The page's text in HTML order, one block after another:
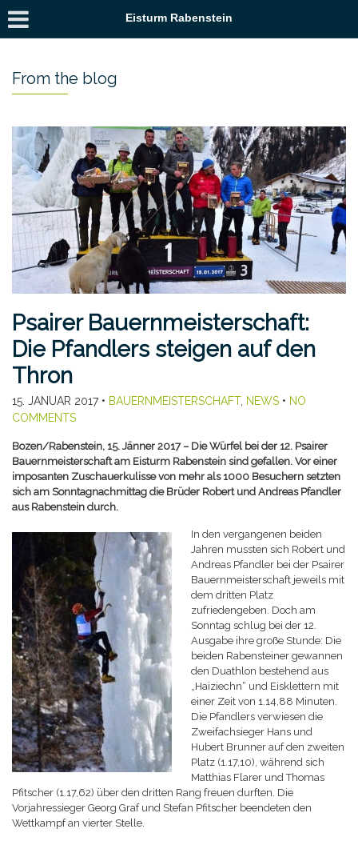
Eisturm Rabenstein
From the blog
Psairer Bauernmeisterschaft:
Die Pfandlers steigen auf den
Thron
15. JANUAR 2017• BAUERNMEISTERSCHAFT, NEWS • NO
COMMENTS
Bozen/Rabenstein, 15. Jänner 2017 – Die Würfel bei der 12. Psairer
Bauernmeisterschaft am Eisturm Rabenstein sind gefallen. Vor einer
imposanten Zuschauerkulisse von mehr als 1000 Besuchern setzten
sich am Sonntagnachmittag die Brüder Robert und Andreas Pfandler
aus Rabenstein durch.
In den vergangenen beiden
Jahren mussten sich Robert und
Andreas Pfandler bei der Psairer
Bauernmeisterschaft jeweils mit
dem dritten Platz
zufriedengeben. Doch am
Sonntag schlug bei der 12.
Ausgabe ihre große Stunde: Die
beiden Rabensteiner gewannen
den Duathlon bestehend aus
„Haiziechn“ und Eisklettern mit
einer Zeit von 1.14,88 Minuten.
Die Pfandlers verwiesen die
Zweifachsieger Hans und
Hubert Brunner auf den zweiten
Platz (1.17,10), während sich
Matthias Flarer und Thomas
Pfitscher (1.17,62) über den dritten Rang freuen durften. Die
Vorjahressieger Georg Graf und Stefan Pfitscher beendeten den
Wettkampf an vierter Stelle.